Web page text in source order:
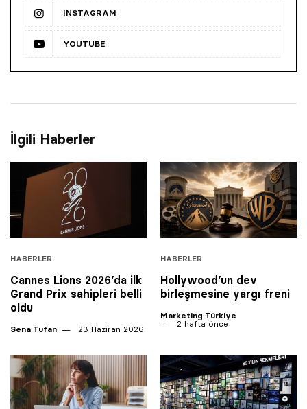
INSTAGRAM
YOUTUBE
İlgili Haberler
HABERLER
Cannes Lions 2026’da ilk
Grand Prix sahipleri belli
oldu
Sena Tufan 23 Haziran 2026
HABERLER
Hollywood’un dev
birleşmesine yargı freni
Marketing Türkiye
2 hafta önce